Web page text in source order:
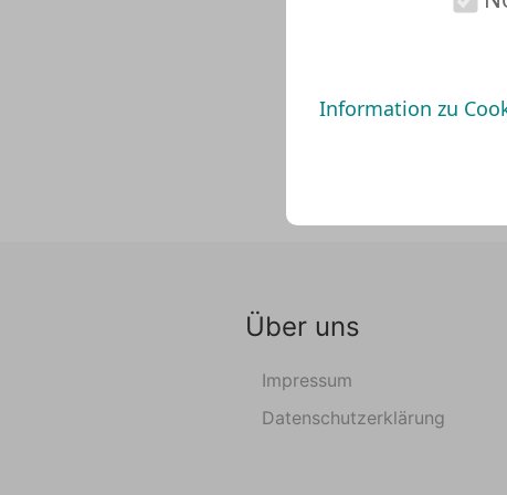
Über uns
Impressum
Datenschutzerklärung
Information zu